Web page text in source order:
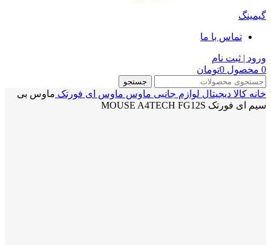
گیمینگ
تماس با ما
ورود | ثبت نام
0 محصول 0تومان
جستجو
خانه کالا دیجیتال لوازم جانبی ماوس ماوس ای فورتک ماوس بی
سیم ای فورتک MOUSE A4TECH FG12S